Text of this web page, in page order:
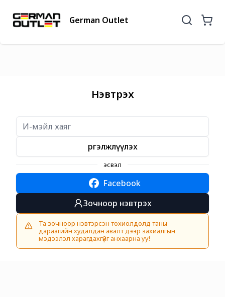
German Outlet
Нэвтрэх
Үргэлжлүүлэх
эсвэл
Facebook
Зочноор нэвтрэх
Та зочноор нэвтэрсэн тохиолдолд таны
дараагийн худалдан авалт дээр захиалгын
мэдээлэл харагдахгүйг анхаарна уу!